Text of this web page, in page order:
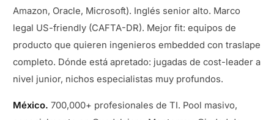
Amazon, Oracle, Microsoft). Inglés senior alto. Marco
legal US-friendly (CAFTA-DR). Mejor fit: equipos de
producto que quieren ingenieros embedded con traslape
completo. Dónde está apretado: jugadas de cost-leader a
nivel junior, nichos especialistas muy profundos.
México. 700,000+ profesionales de TI. Pool masivo,